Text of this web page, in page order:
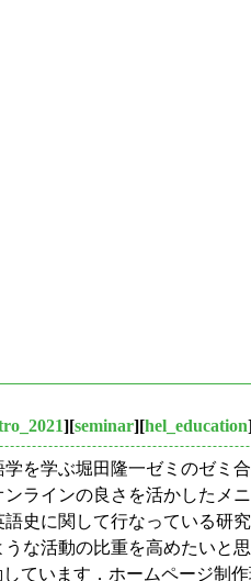
][seminar][hel_education
を学ぶ堀田隆一ゼミのゼミ
ラインの良さを活かしたメ
史に関して行なっている研
な活動の比重を高めたいと
しています．ホームページ制